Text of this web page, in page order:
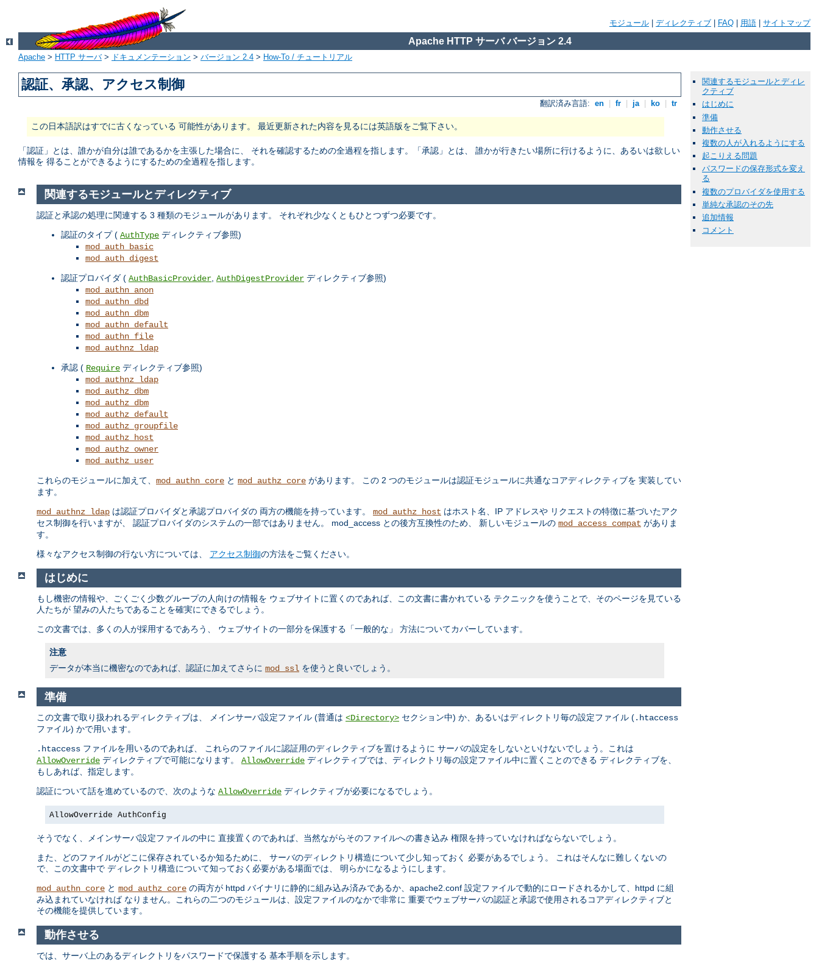
モジュール ディレクティブ FAQ 用語 サイトマップ
Apache HTTP サーバ バージョン 2.4
Apache > HTTP サーバ> ドキュメンテーション > バージョン 2.4 > How-To / チュートリアル
認証、承認、アクセス制御
翻訳済み言語: en fr ja ko tr
この日本語訳はすでに古くなっている 可能性があります。 最近更新された内容を見るには英語版をご覧下さい。
「認証」とは、誰かが自分は誰であるかを主張した場合に、 それを確認するための全過程を指します。「承認」とは、 誰かが行きたい場所に行けるように、あるいは欲しい
情報を 得ることができるようにするための全過程を指します。
関連するモジュールとディレ
クティブ
はじめに
準備
動作させる
複数の人が入れるようにする
起こりえる問題
パスワードの保存形式を変え
る
複数のプロバイダを使用する
単純な承認のその先
追加情報
コメント
関連するモジュールとディレクティブ
認証と承認の処理に関連する 3 種類のモジュールがあります。 それぞれ少なくともひとつずつ必要です。
認証のタイプ ( AuthType ディレクティブ参照)
mod_auth_basic
mod_auth_digest
認証プロバイダ ( AuthBasicProvider AuthDigestProvider ディレクティブ参照)
mod_authn_anon
mod_authn_dbd
mod_authn_dbm
mod_authn_default
mod_authn_file
mod_authnz_ldap
承認 ( Require ディレクティブ参照)
mod_authnz_ldap
mod_authz_dbm
mod_authz_dbm
mod_authz_default
mod_authz_groupfile
mod_authz_host
mod_authz_owner
mod_authz_user
これらのモジュールに加えて、 mod_authn_core と mod_authz_core があります。 この 2 つのモジュールは認証モジュールに共通なコアディレクティブを 実装してい
ます。
mod_authnz_ldap は認証プロバイダと承認プロバイダの 両方の機能を持っています。 mod_authz_host はホスト名、IP アドレスや リクエストの特徴に基づいたアク
セス制御を行いますが、 認証プロバイダのシステムの一部ではありません。 mod_access との後方互換性のため、 新しいモジュールの mod_access_compat がありま
す。
様々なアクセス制御の行ない方については、 アクセス制御の方法をご覧ください。
はじめに
もし機密の情報や、ごくごく少数グループの人向けの情報を ウェブサイトに置くのであれば、この文書に書かれている テクニックを使うことで、そのページを見ている
人たちが 望みの人たちであることを確実にできるでしょう。
この文書では、多くの人が採用するであろう、 ウェブサイトの一部分を保護する「一般的な」 方法についてカバーしています。
注意
データが本当に機密なのであれば、認証に加えてさらに mod_ssl を使うと良いでしょう。
準備
この文書で取り扱われるディレクティブは、 メインサーバ設定ファイル (普通は <Directory> セクション中) か、あるいはディレクトリ毎の設定ファイル (.htaccess
ファイル) かで用います。
.htaccess ファイルを用いるのであれば、 これらのファイルに認証用のディレクティブを置けるように サーバの設定をしないといけないでしょう。これは
AllowOverride ディレクティブで可能になります。 AllowOverride ディレクティブでは、ディレクトリ毎の設定ファイル中に置くことのできる ディレクティブを、
もしあれば、指定します。
認証について話を進めているので、次のような AllowOverride ディレクティブが必要になるでしょう。
AllowOverride AuthConfig
そうでなく、メインサーバ設定ファイルの中に 直接置くのであれば、当然ながらそのファイルへの書き込み 権限を持っていなければならないでしょう。
また、どのファイルがどこに保存されているか知るために、 サーバのディレクトリ構造について少し知っておく 必要があるでしょう。 これはそんなに難しくないの
で、この文書中で ディレクトリ構造について知っておく必要がある場面では、 明らかになるようにします。
mod_authn_core と mod_authz_core の両方が httpd バイナリに静的に組み込み済みであるか、apache2.conf 設定ファイルで動的にロードされるかして、httpd に組
み込まれていなければ なりません。これらの二つのモジュールは、設定ファイルのなかで非常に 重要でウェブサーバの認証と承認で使用されるコアディレクティブと
その機能を提供しています。
動作させる
では、サーバ上のあるディレクトリをパスワードで保護する 基本手順を示します。